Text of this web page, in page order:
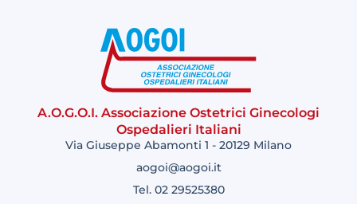
A.O.G.O.I. Associazione Ostetrici Ginecologi
Ospedalieri Italiani
Via Giuseppe Abamonti 1 - 20129 Milano
aogoi@aogoi.it
Tel. 02 29525380